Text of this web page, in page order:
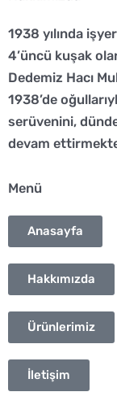
c
e
b
o
o
k
s
t
a
g
a
m
1938 yılında
4’üncü kuşak
Dedemiz Hacı
1938’de
serüvenini,
devam
Menü
Anasayfa
Hakkımızda
Ürünlerimiz
İletişim